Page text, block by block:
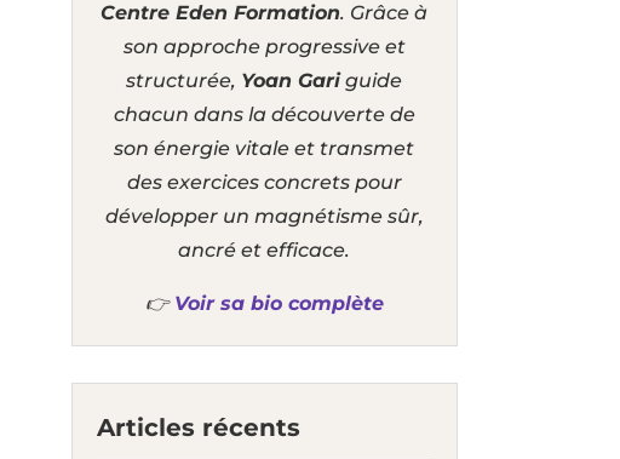
Centre Eden Formation. Grâce à
son approche progressive et
structurée, Yoan Gariguide
chacun dans la découverte de
son énergie vitale et transmet
des exercices concrets pour
développer un magnétisme sûr,
ancré et efficace.
👉 Voir sa bio complète
Articles récents